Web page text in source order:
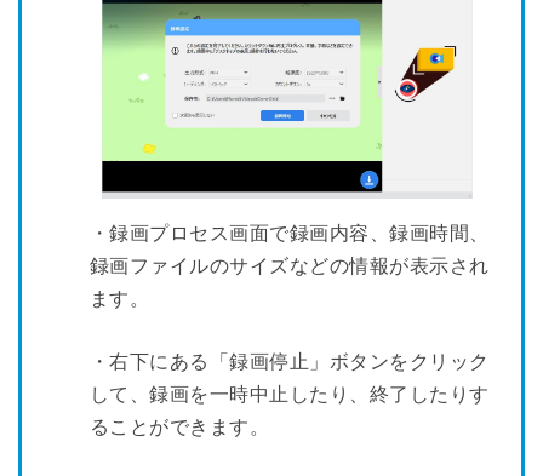
・録画プロセス画面で録画内容、録画時間、
録画ファイルのサイズなどの情報が表示され
ます。
・右下にある「録画停止」ボタンをクリック
して、録画を一時中止したり、終了したりす
ることができます。